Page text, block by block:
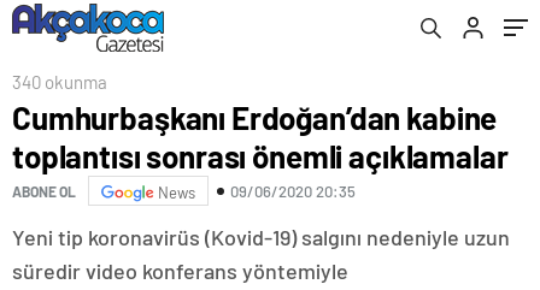
340 okunma
Cumhurbaşkanı Erdoğan’dan kabine
toplantısı sonrası önemli açıklamalar
ABONE OL News 09/06/2020 20:35
Yeni tip koronavirüs (Kovid-19) salgını nedeniyle uzun
süredir video konferans yöntemiyle